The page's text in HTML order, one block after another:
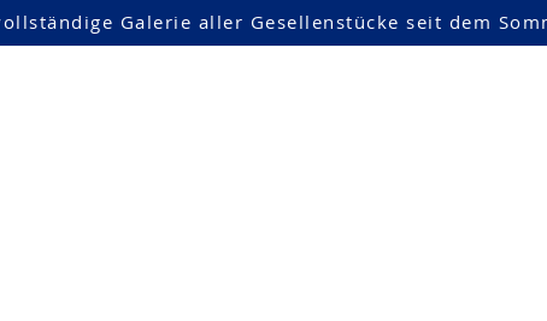
Galerie aller Gesellenstücke seit dem